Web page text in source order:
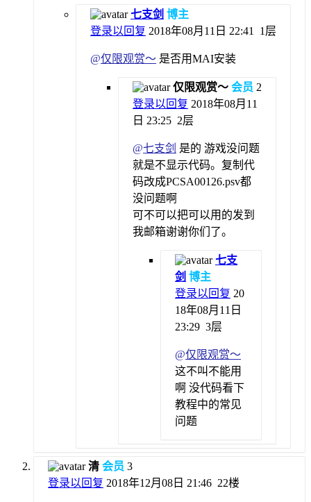
七支剑 博主
登录以回复 2018年08月11日 22:41 1层
@仅限观赏～ 是否用MAI安装
仅限观赏～ 会员 2
登录以回复 2018年08月11
日 23:25 2层
@七支剑 是的 游戏没问题
就是不显示代码。复制代
码改成PCSA00126.psv都
没问题啊
可不可以把可以用的发到
我邮箱谢谢你们了。
七支
剑 博主
登录以回复 20
18年08月11日
23:29 3层
@仅限观赏～
这不叫不能用
啊 没代码看下
教程中的常见
问题
清 会员 3
登录以回复 2018年12月08日 21:46 22楼